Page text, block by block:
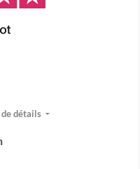
de détails